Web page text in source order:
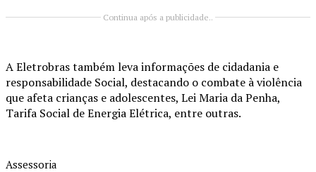
Continua após a publicidade..
A Eletrobras também leva informações de cidadania e
responsabilidade Social, destacando o combate à violência
que afeta crianças e adolescentes, Lei Maria da Penha,
Tarifa Social de Energia Elétrica, entre outras.
Assessoria